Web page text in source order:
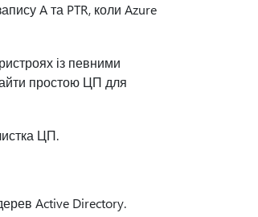
A та PTR, коли Azure
із певними
простою ЦП для
ЦП.
Active Directory.